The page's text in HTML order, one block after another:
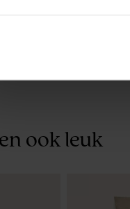
ook leuk